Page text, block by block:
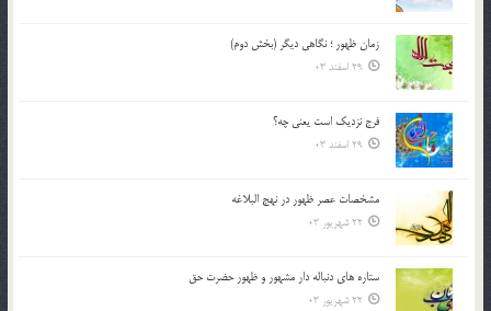
زمان ظهور ؛ نگاهی دیگر (بخش دوم)
29 اسفند 03
فرج نزدیک است یعنی چه؟
29 اسفند 03
مشخصات عصر ظهور در نهج البلاغه
22 شهریور 03
ستاره های دنباله دار مشهور و ظهور حضرت حق
22 شهریور 03